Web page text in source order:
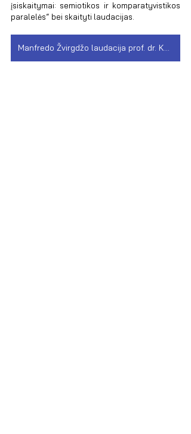
įsiskaitymai: semiotikos ir komparatyvistikos
paralelės“ bei skaityti laudacijas.
Manfredo Žvirgdžo laudacija prof. dr. Kęstučiui Nastopkai